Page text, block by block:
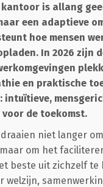
kantoor is allang
een adaptieve
hoe mensen
In 2026 zijn
en praktische
intuïtieve,
de toekomst.
niet langer
om het
beste uit zichzelf te
welzijn,